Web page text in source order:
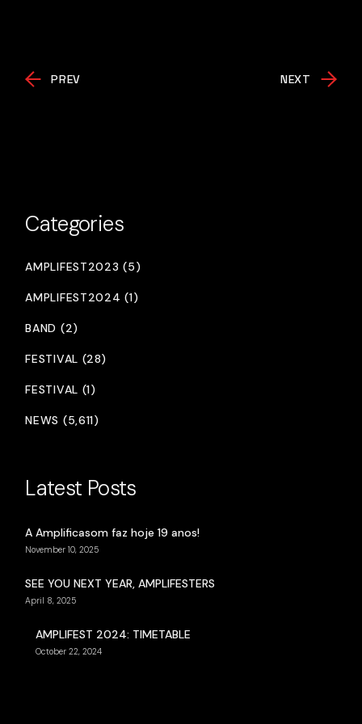
PREV NEXT
Categories
AMPLIFEST2023 (5)
AMPLIFEST2024 (1)
BAND (2)
FESTIVAL (28)
FESTIVAL (1)
NEWS (5,611)
Latest Posts
A Amplificasom faz hoje 19 anos!
November 10, 2025
SEE YOU NEXT YEAR, AMPLIFESTERS
April 8, 2025
AMPLIFEST 2024: TIMETABLE
October 22, 2024